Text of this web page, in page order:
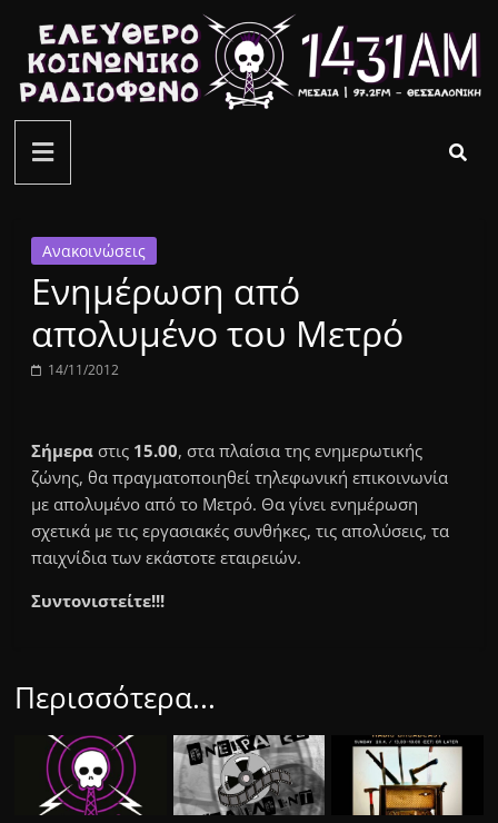
περιεχόμενο
ελεύθερο
κοινωνικό
ραδιόφωνο
1431AM
Ανακοινώσεις
Ενημέρωση από
απολυμένο του Μετρό
14/11/2012
Σήμερα στις 15.00, στα πλαίσια της ενημερωτικής
ζώνης, θα πραγματοποιηθεί τηλεφωνική επικοινωνία
με απολυμένο από το Μετρό. Θα γίνει ενημέρωση
σχετικά με τις εργασιακές συνθήκες, τις απολύσεις, τα
παιχνίδια των εκάστοτε εταιρειών.
Συντονιστείτε!!!
Περισσότερα...